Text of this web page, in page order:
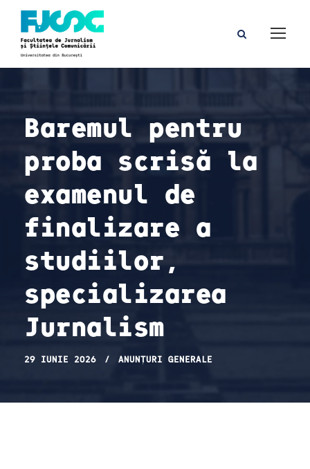
Baremul pentru
proba scrisă la
examenul de
finalizare a
studiilor,
specializarea
Jurnalism
29 IUNIE 2026 ANUNȚURI GENERALE